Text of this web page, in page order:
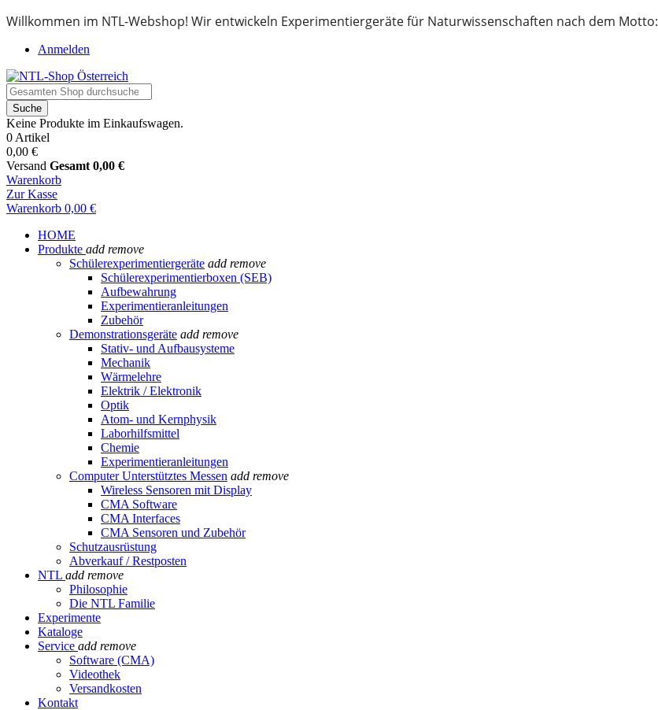
Willkommen im NTL-Webshop! Wir entwickeln Experimentiergeräte für Naturwissenschaften nach dem Motto:
Anmelden
Suche
Keine Produkte im Einkaufswagen.
0 Artikel
0,00 €
Versand Gesamt 0,00 €
Warenkorb
Zur Kasse
Warenkorb 0,00 €
HOME
Produkte add remove
Schülerexperimentiergeräte add remove
Schülerexperimentierboxen (SEB)
Aufbewahrung
Experimentieranleitungen
Zubehör
Demonstrationsgeräte add remove
Stativ- und Aufbausysteme
Mechanik
Wärmelehre
Elektrik / Elektronik
Optik
Atom- und Kernphysik
Laborhilfsmittel
Chemie
Experimentieranleitungen
Computer Unterstütztes Messen add remove
Wireless Sensoren mit Display
CMA Software
CMA Interfaces
CMA Sensoren und Zubehör
Schutzausrüstung
Abverkauf / Restposten
NTL add remove
Philosophie
Die NTL Familie
Experimente
Kataloge
Service add remove
Software (CMA)
Videothek
Versandkosten
Kontakt